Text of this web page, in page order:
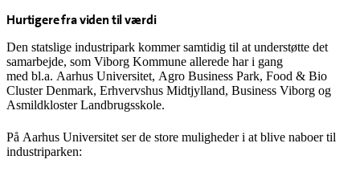
Hurtigere fra viden til værdi
Den statslige industripark kommer samtidig til at understøtte det
samarbejde, som Viborg Kommune allerede har i gang
med bl.a. Aarhus Universitet, Agro Business Park, Food & Bio
Cluster Denmark, Erhvervshus Midtjylland, Business Viborg og
Asmildkloster Landbrugsskole.
På Aarhus Universitet ser de store muligheder i at blive naboer til
industriparken: